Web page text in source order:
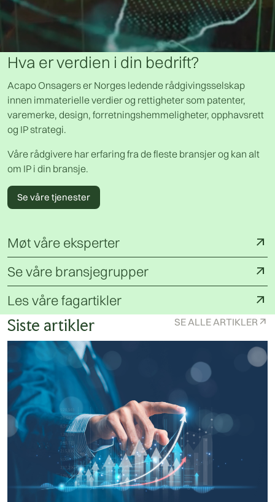
Hva er verdien i din bedrift?
Acapo Onsagers er Norges ledende rådgivingsselskap
innen immaterielle verdier og rettigheter som patenter,
varemerke, design, forretningshemmeligheter, opphavsrett
og IP strategi.
Våre rådgivere har erfaring fra de fleste bransjer og kan alt
om IP i din bransje.
Se våre tjenester
Møt våre eksperter arrow_outward
Se våre bransjegrupper arrow_outward
Les våre fagartikler arrow_outward
Siste artikler SE ALLE ARTIKLER